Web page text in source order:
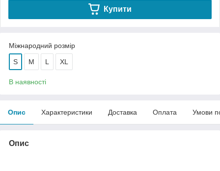
Купити
Міжнародний розмір
S M L XL
В наявності
Опис Характеристики Доставка Оплата Умови
Опис